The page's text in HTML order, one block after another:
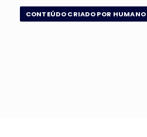
CONTEÚDO CRIADO POR HUMANO